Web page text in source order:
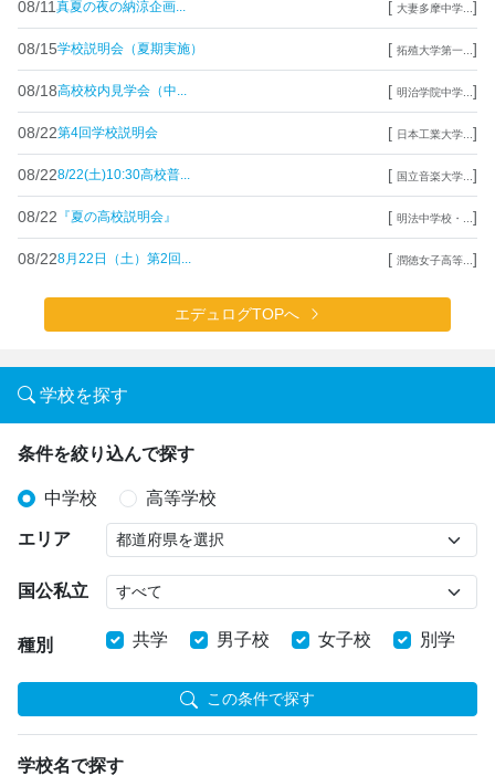
08/11 真夏の夜の納涼企画... [ 大妻多摩中学... ]
08/15学校説明会（夏期実施） [ 拓殖大学第一... ]
08/18高校校内見学会（中... [ 明治学院中学... ]
08/22第4回学校説明会 [ 日本工業大学... ]
08/228/22(土)10:30高校普... [ 国立音楽大学... ]
08/22 『夏の高校説明会』 [ 明法中学校・... ]
08/228月22日（土）第2回... [ 潤徳女子高等... ]
エデュログTOPへ
学校を探す
条件を絞り込んで探す
中学校 高等学校
エリア
国公私立
種別 共学 男子校 女子校 別学
この条件で探す
学校名で探す